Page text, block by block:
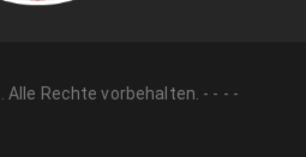
. Alle Rechte vorbehalten. - - - -